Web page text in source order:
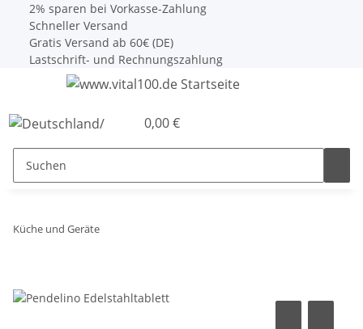
2% sparen bei Vorkasse-Zahlung
Schneller Versand
Gratis Versand ab 60€ (DE)
Lastschrift- und Rechnungszahlung
0,00 €
Küche und Geräte